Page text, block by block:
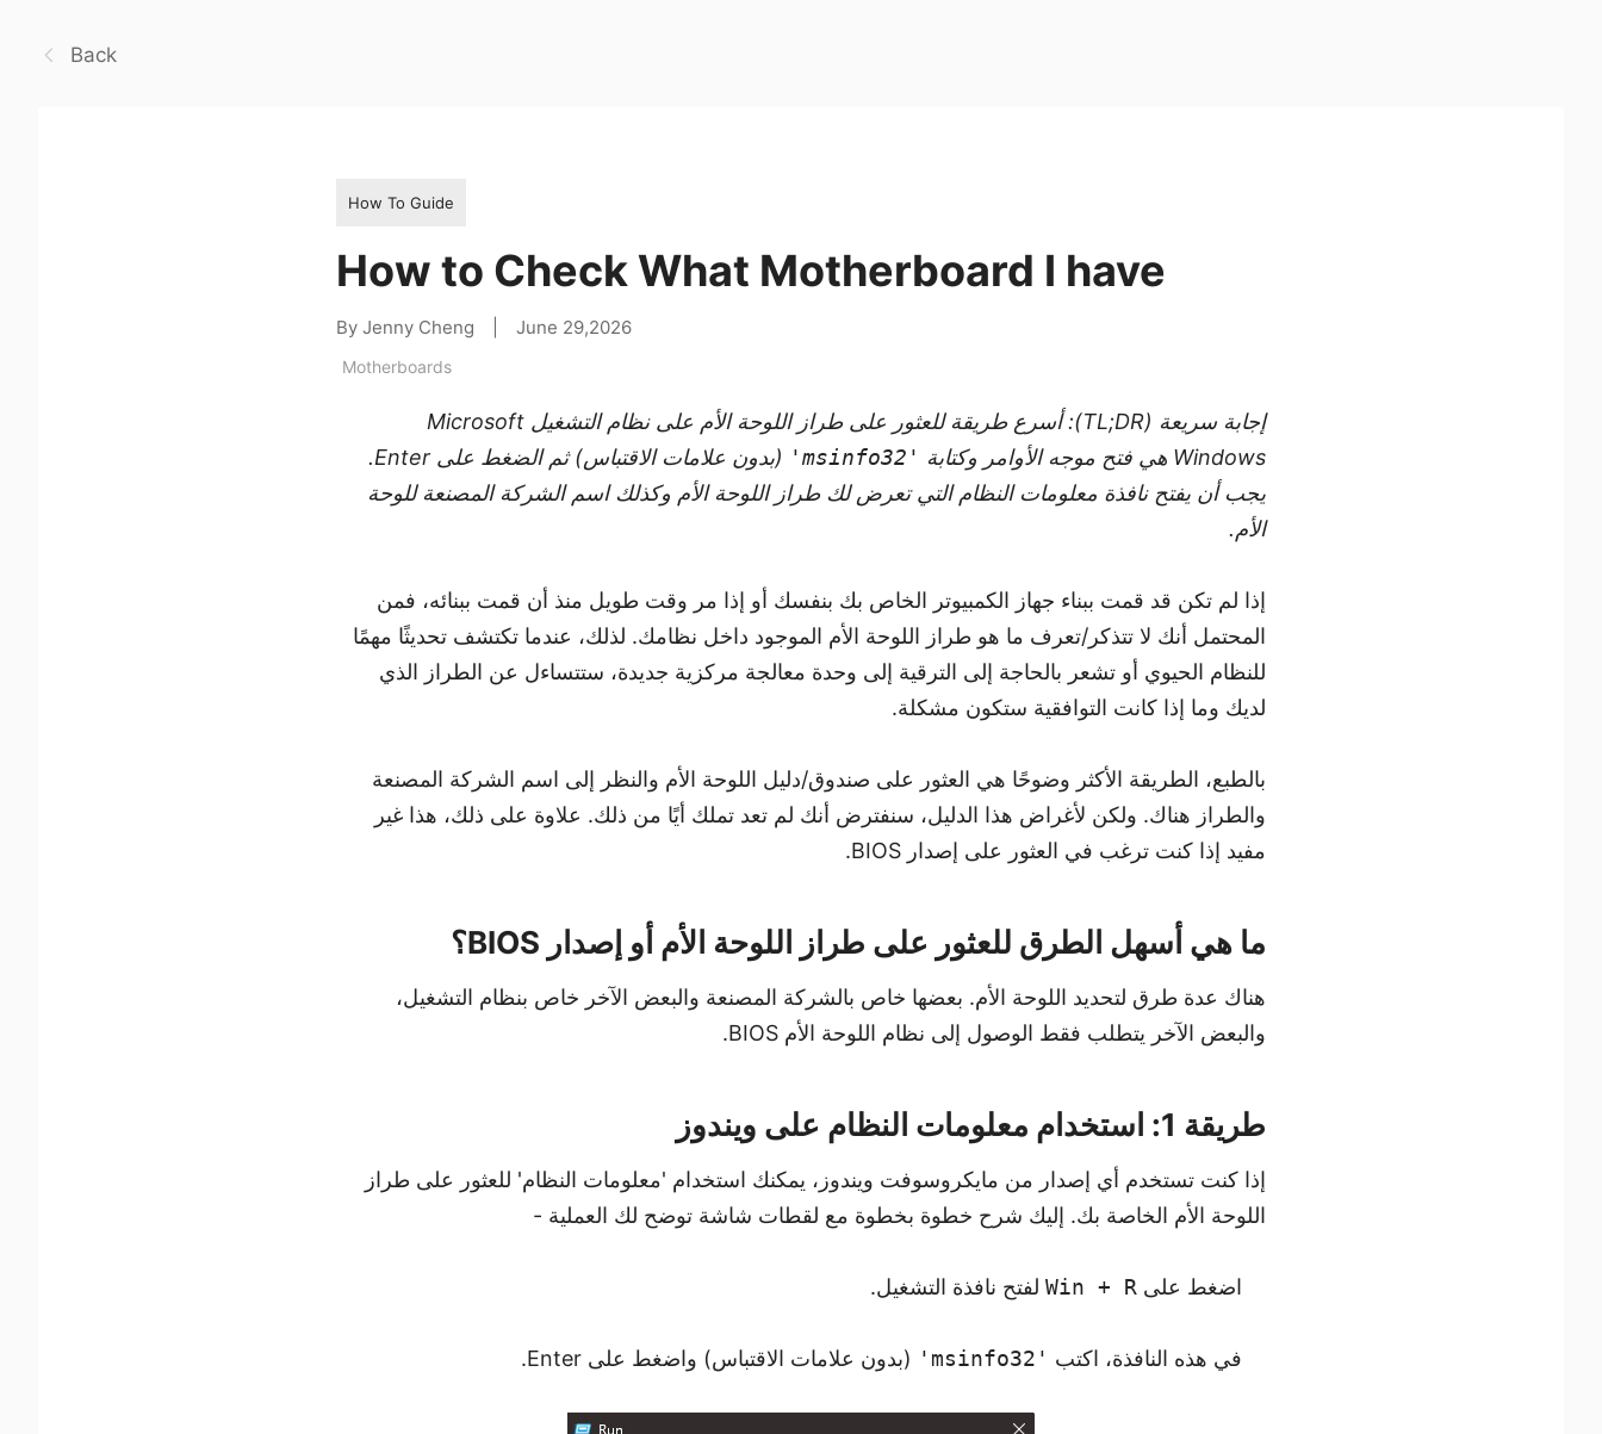
Back
How To Guide
How to Check What Motherboard I have
By Jenny Cheng June 29,2026
Motherboards
إجابة سريعة (TL;DR)
: أسرع طريقة للعثور على طراز اللوحة الأم على نظام التشغيل Microsoft
Windows هي فتح موجه الأوامر وكتابة
'msinfo32'
(بدون علامات الاقتباس) ثم الضغط على Enter.
يجب أن يفتح نافذة معلومات النظام التي تعرض لك طراز اللوحة الأم وكذلك اسم الشركة المصنعة للوحة
الأم.
إذا لم تكن قد قمت ببناء جهاز الكمبيوتر الخاص بك بنفسك أو إذا مر وقت طويل منذ أن قمت ببنائه، فمن
المحتمل أنك لا تتذكر/تعرف ما هو طراز اللوحة الأم الموجود داخل نظامك. لذلك، عندما تكتشف تحديثًا مهمًا
للنظام الحيوي أو تشعر بالحاجة إلى الترقية إلى وحدة معالجة مركزية جديدة، ستتساءل عن الطراز الذي
لديك وما إذا كانت التوافقية ستكون مشكلة.
بالطبع، الطريقة الأكثر وضوحًا هي العثور على صندوق/دليل اللوحة الأم والنظر إلى اسم الشركة المصنعة
والطراز هناك. ولكن لأغراض هذا الدليل، سنفترض أنك لم تعد تملك أيًا من ذلك. علاوة على ذلك، هذا غير
مفيد إذا كنت ترغب في العثور على إصدار BIOS.
ما هي أسهل الطرق للعثور على طراز اللوحة الأم أو إصدار BIOS؟
هناك عدة طرق لتحديد اللوحة الأم. بعضها خاص بالشركة المصنعة والبعض الآخر خاص بنظام التشغيل،
والبعض الآخر يتطلب فقط الوصول إلى نظام اللوحة الأم BIOS.
طريقة 1: استخدام معلومات النظام على ويندوز
إذا كنت تستخدم أي إصدار من مايكروسوفت ويندوز، يمكنك استخدام 'معلومات النظام' للعثور على طراز
اللوحة الأم الخاصة بك. إليك شرح خطوة بخطوة مع لقطات شاشة توضح لك العملية -
اضغط على Win + R لفتح نافذة التشغيل.
في هذه النافذة، اكتب 'msinfo32' (بدون علامات الاقتباس) واضغط على Enter.